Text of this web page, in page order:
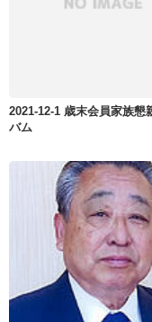
2021-12-1 歳末会員家族懇
バム